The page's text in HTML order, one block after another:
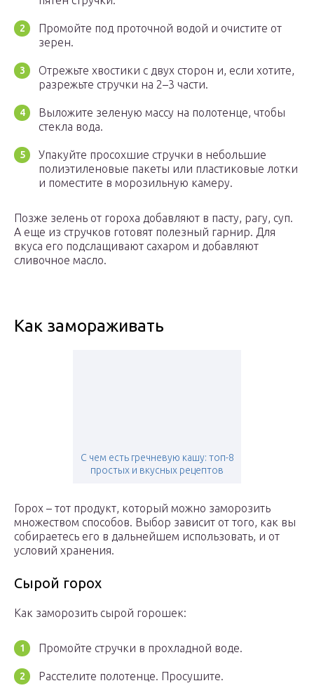
Промойте под проточной водой и очистите от
зерен.
Отрежьте хвостики с двух сторон и, если хотите,
разрежьте стручки на 2–3 части.
Выложите зеленую массу на полотенце, чтобы
стекла вода.
Упакуйте просохшие стручки в небольшие
полиэтиленовые пакеты или пластиковые лотки
и поместите в морозильную камеру.
Позже зелень от гороха добавляют в пасту, рагу, суп.
А еще из стручков готовят полезный гарнир. Для
вкуса его подслащивают сахаром и добавляют
сливочное масло.
Как замораживать
С чем есть гречневую кашу: топ-8
простых и вкусных рецептов
Горох – тот продукт, который можно заморозить
множеством способов. Выбор зависит от того, как вы
собираетесь его в дальнейшем использовать, и от
условий хранения.
Сырой горох
Как заморозить сырой горошек:
Промойте стручки в прохладной воде.
Расстелите полотенце. Просушите.